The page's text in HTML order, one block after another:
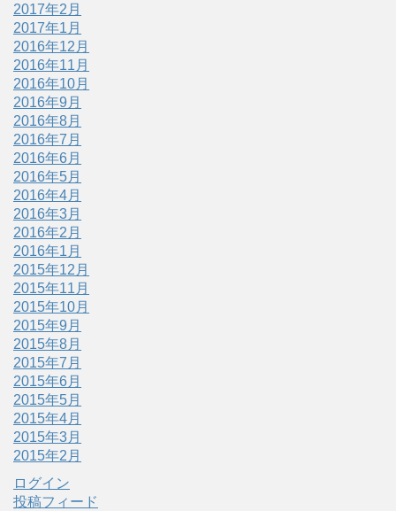
2017年2月
2017年1月
2016年12月
2016年11月
2016年10月
2016年9月
2016年8月
2016年7月
2016年6月
2016年5月
2016年4月
2016年3月
2016年2月
2016年1月
2015年12月
2015年11月
2015年10月
2015年9月
2015年8月
2015年7月
2015年6月
2015年5月
2015年4月
2015年3月
2015年2月
ログイン
投稿フィード